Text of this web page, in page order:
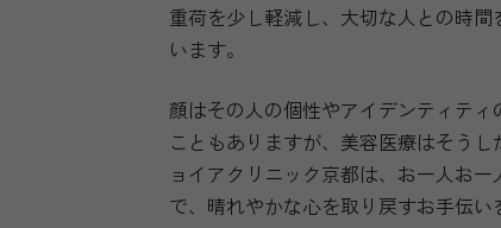
重荷を少し軽減し、大切な人との時
います。
顔はその人の個性やアイデンティティ
こともありますが、美容医療はそう
ョイアクリニック京都は、お一人お
で、晴れやかな心を取り戻すお手伝い